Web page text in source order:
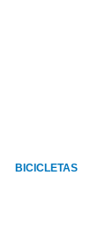
BICICLETAS